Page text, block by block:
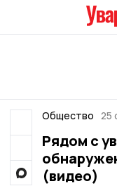
Общество 25
Рядом с
(видео)